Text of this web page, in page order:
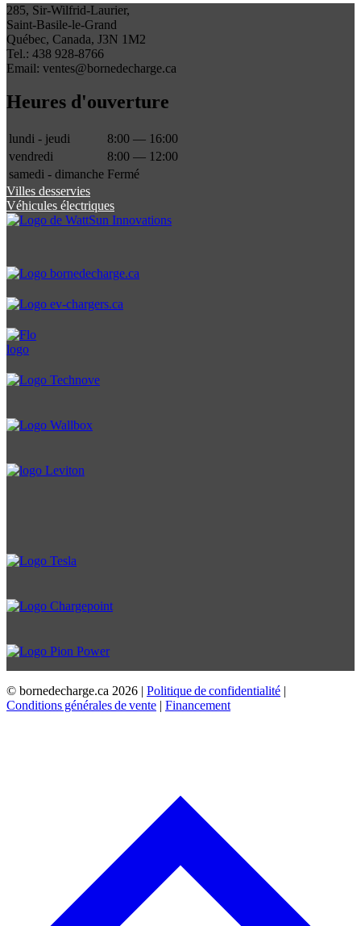
285, Sir-Wilfrid-Laurier,
Saint-Basile-le-Grand
Québec, Canada, J3N 1M2
Tel.: 438 928-8766
Email: ventes@bornedecharge.ca
Heures d'ouverture
lundi - jeudi
8:00 — 16:00
vendredi
8:00 — 12:00
samedi - dimanche Fermé
Villes desservies
Véhicules électriques
© bornedecharge.ca 2026 | Politique de confidentialité |
Conditions générales de vente | Financement